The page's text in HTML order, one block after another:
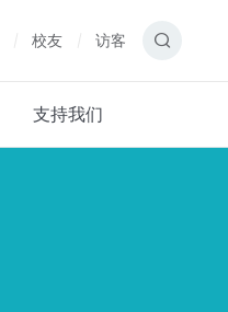
校友 访客
支持我们